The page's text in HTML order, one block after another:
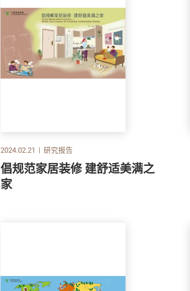
2024.02.21 研究报告
倡规范家居装修 建舒适美满之
家